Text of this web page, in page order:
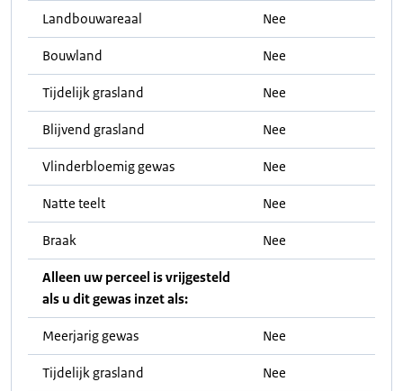
Landbouwareaal Nee
Bouwland Nee
Tijdelijk grasland Nee
Blijvend grasland Nee
Vlinderbloemig gewas Nee
Natte teelt Nee
Braak Nee
Alleen uw perceel is vrijgesteld
als u dit gewas inzet als:
Meerjarig gewas Nee
Tijdelijk grasland Nee